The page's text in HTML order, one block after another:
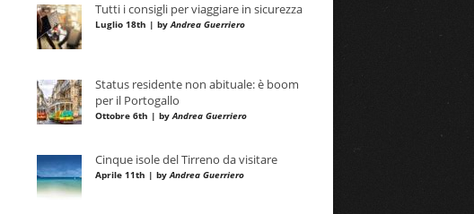
Tutti i consigli per viaggiare in sicurezza
Luglio 18th | byAndrea Guerriero
Status residente non abituale: è boom
per il Portogallo
Ottobre 6th | byAndrea Guerriero
Cinque isole del Tirreno da visitare
Aprile 11th | byAndrea Guerriero